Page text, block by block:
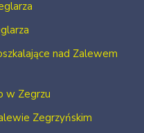
nad Zalewem
w Zegrzu
Zegrzyńskim